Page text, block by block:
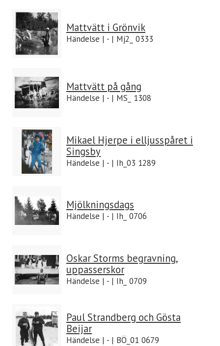
Mattvätt i Grönvik
Händelse | - | Mj2_ 0333
Mattvätt på gång
Händelse | - | MS_ 1308
Mikael Hjerpe i elljusspåret i
Singsby
Händelse | - | Ih_03 1289
Mjölkningsdags
Händelse | - | Ih_ 0706
Oskar Storms begravning,
uppasserskor
Händelse | - | Ih_ 0709
Paul Strandberg och Gösta
Beijar
Händelse | - | BÖ_01 0679